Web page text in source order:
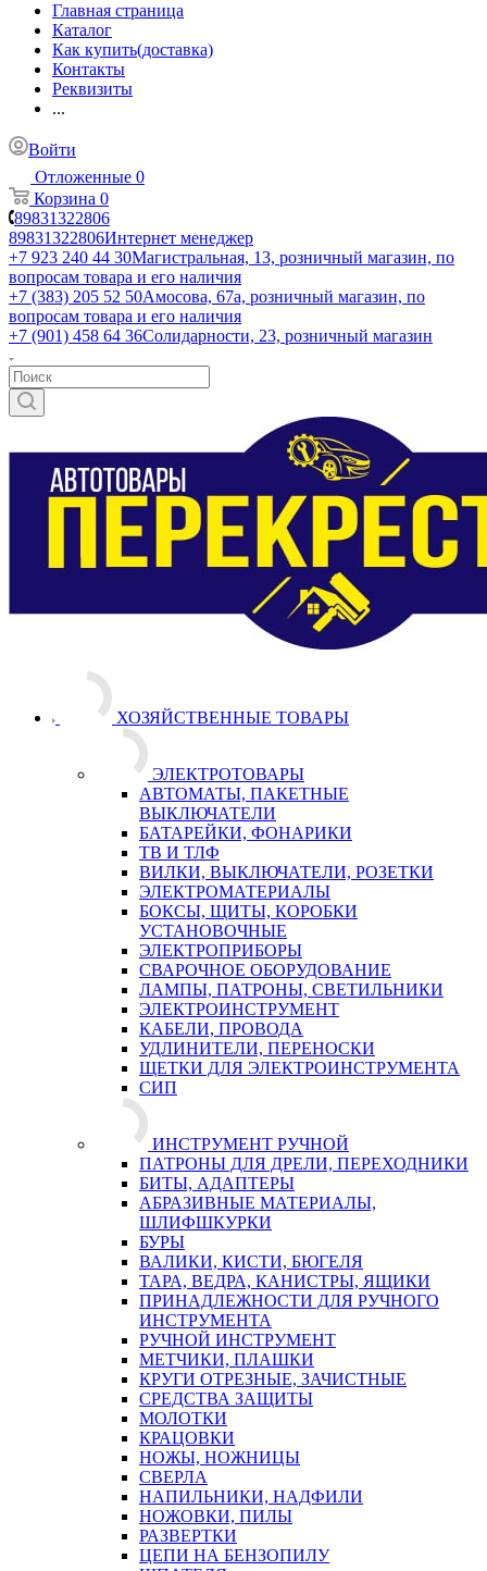
Главная страница
Каталог
Как купить(доставка)
Контакты
Реквизиты
...
Войти
Отложенные 0
Корзина 0
89831322806
89831322806Интернет менеджер
+7 923 240 44 30​Магистральная, 13, розничный магазин, по
вопросам товара и его наличия
+7 (383) 205 52 50Амосова, 67а, розничный магазин, по
вопросам товара и его наличия
+7 (901) 458 64 36Солидарности, 23, розничный магазин
ХОЗЯЙСТВЕННЫЕ ТОВАРЫ
ЭЛЕКТРОТОВАРЫ
АВТОМАТЫ, ПАКЕТНЫЕ
ВЫКЛЮЧАТЕЛИ
БАТАРЕЙКИ, ФОНАРИКИ
ТВ И ТЛФ
ВИЛКИ, ВЫКЛЮЧАТЕЛИ, РОЗЕТКИ
ЭЛЕКТРОМАТЕРИАЛЫ
БОКСЫ, ЩИТЫ, КОРОБКИ
УСТАНОВОЧНЫЕ
ЭЛЕКТРОПРИБОРЫ
СВАРОЧНОЕ ОБОРУДОВАНИЕ
ЛАМПЫ, ПАТРОНЫ, СВЕТИЛЬНИКИ
ЭЛЕКТРОИНСТРУМЕНТ
КАБЕЛИ, ПРОВОДА
УДЛИНИТЕЛИ, ПЕРЕНОСКИ
ЩЕТКИ ДЛЯ ЭЛЕКТРОИНСТРУМЕНТА
СИП
ИНСТРУМЕНТ РУЧНОЙ
ПАТРОНЫ ДЛЯ ДРЕЛИ, ПЕРЕХОДНИКИ
БИТЫ, АДАПТЕРЫ
АБРАЗИВНЫЕ МАТЕРИАЛЫ,
ШЛИФШКУРКИ
БУРЫ
ВАЛИКИ, КИСТИ, БЮГЕЛЯ
ТАРА, ВЕДРА, КАНИСТРЫ, ЯЩИКИ
ПРИНАДЛЕЖНОСТИ ДЛЯ РУЧНОГО
ИНСТРУМЕНТА
РУЧНОЙ ИНСТРУМЕНТ
МЕТЧИКИ, ПЛАШКИ
КРУГИ ОТРЕЗНЫЕ, ЗАЧИСТНЫЕ
СРЕДСТВА ЗАЩИТЫ
МОЛОТКИ
КРАЦОВКИ
НОЖЫ, НОЖНИЦЫ
СВЕРЛА
НАПИЛЬНИКИ, НАДФИЛИ
НОЖОВКИ, ПИЛЫ
РАЗВЕРТКИ
ЦЕПИ НА БЕНЗОПИЛУ